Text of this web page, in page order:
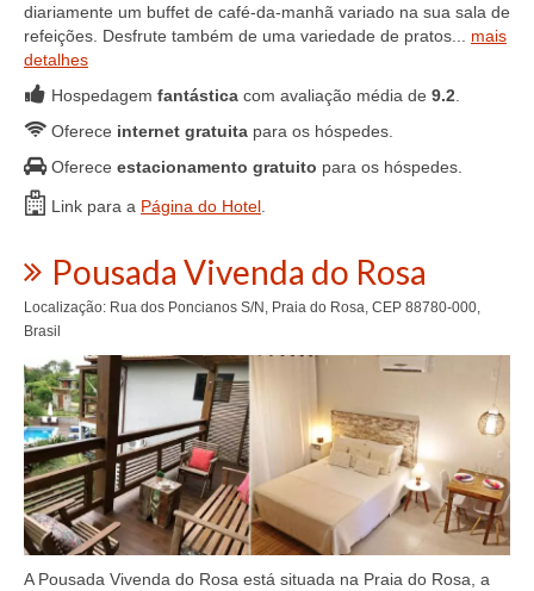
diariamente um buffet de café-da-manhã variado na sua sala de
refeições. Desfrute também de uma variedade de pratos... mais
detalhes
Hospedagem fantástica com avaliação média de 9.2
Oferece internet gratuita para os hóspedes.
Oferece estacionamento gratuito para os hóspedes.
Link para a Página do Hotel
Pousada Vivenda do Rosa
Localização: Rua dos Poncianos S/N, Praia do Rosa, CEP 88780-000,
Brasil
A Pousada Vivenda do Rosa está situada na Praia do Rosa, a